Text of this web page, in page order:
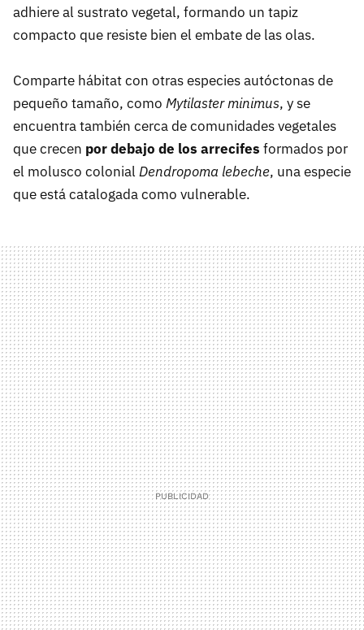
adhiere al sustrato vegetal, formando un tapiz
compacto que resiste bien el embate de las olas.
Comparte hábitat con otras especies autóctonas de
pequeño tamaño, como Mytilaster minimus, y se
encuentra también cerca de comunidades vegetales
que crecen por debajo de los arrecifes formados por
el molusco colonial Dendropoma lebeche, una especie
que está catalogada como vulnerable.